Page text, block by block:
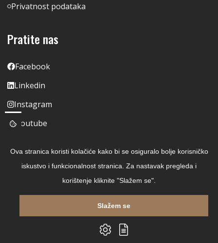
Privatnost podataka
Pratite nas
Facebook
Linkedin
Instagram
Youtube
Copyright © 2026 Čitaj Knjigu
Ova stranica koristi kolačiće kako bi se osiguralo bolje korisničko
iskustvo i funkcionalnost stranica. Za nastavak pregleda i
korištenje kliknite "Slažem se".
Slažem se